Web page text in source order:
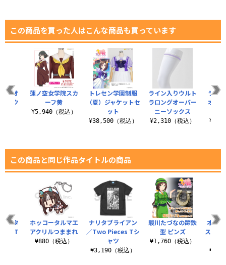
この商品を買った人はこんな商品も買っています
トレセン学園制服
（夏）ジャケットセ
ット
¥38,500（税込）
ライン入りウルト
ラロングオーバー
ニーソックス
¥2,310（税込）
ライ
オー
グオ
ック
蓮ノ空女学院スカ
ーフ黄
¥5,940（税込）
この商品と同じ作品タイトルの商品
ナリタブライアン
／Two Pieces Tシ
ャツ
¥3,190（税込）
駿川たづなの蹄鉄
型 ピンズ
¥1,760（税込）
オグ
スケー
キタ
ろ T
ホッコータルマエ
アクリルつままれ
¥880（税込）